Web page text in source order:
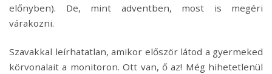
előnyben). De, mint adventben, most is megéri
várakozni.
Szavakkal leírhatatlan, amikor először látod a gyermeked
körvonalait a monitoron. Ott van, ő az! Még hihetetlenül